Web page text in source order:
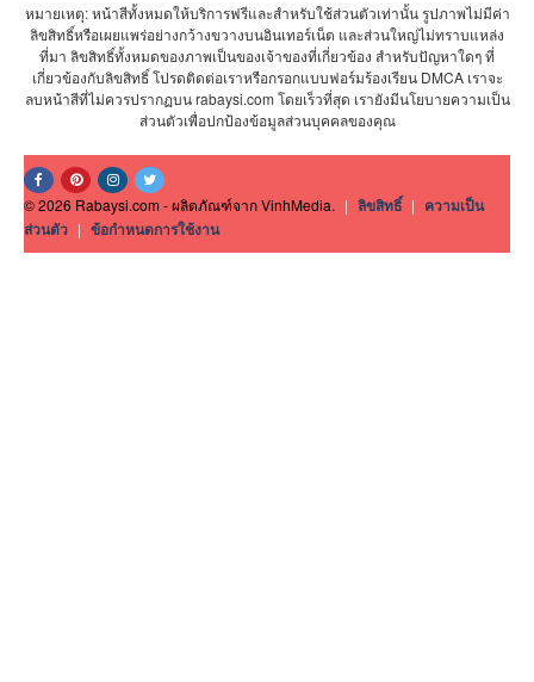
หมายเหตุ: หน้าสีทั้งหมดให้บริการฟรีและสำหรับใช้ส่วนตัวเท่านั้น รูปภาพไม่มีค่า
ลิขสิทธิ์หรือเผยแพร่อย่างกว้างขวางบนอินเทอร์เน็ต และส่วนใหญ่ไม่ทราบแหล่ง
ที่มา ลิขสิทธิ์ทั้งหมดของภาพเป็นของเจ้าของที่เกี่ยวข้อง สำหรับปัญหาใดๆ ที่
เกี่ยวข้องกับลิขสิทธิ์ โปรดติดต่อเราหรือกรอกแบบฟอร์มร้องเรียน DMCA เราจะ
ลบหน้าสีที่ไม่ควรปรากฏบน rabaysi.com โดยเร็วที่สุด เรายังมีนโยบายความเป็น
ส่วนตัวเพื่อปกป้องข้อมูลส่วนบุคคลของคุณ
© 2026 Rabaysi.com - ผลิตภัณฑ์จาก VinhMedia. | ลิขสิทธิ์ | ความเป็น
ส่วนตัว | ข้อกำหนดการใช้งาน